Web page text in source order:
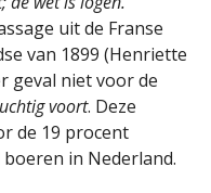
uit de Franse
van 1899 (Henriette
geval niet voor de
voort. Deze
de 19 procent
in Nederland.